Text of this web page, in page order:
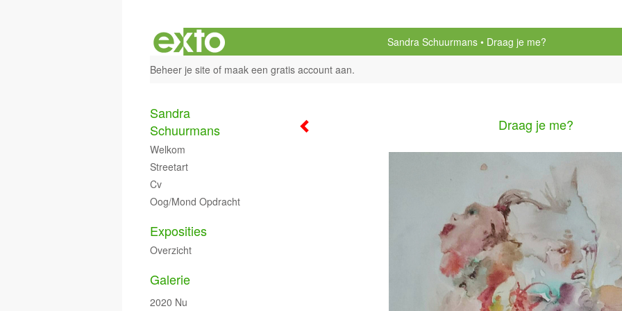
Sandra Schuurmans
Draag je me?
Beheer je site of maak een gratis account aan.
Draag je me?
Sandra
Schuurmans
Welkom
Streetart
Cv
Oog/mond Opdracht
Exposities
Overzicht
Galerie
2020 Nu